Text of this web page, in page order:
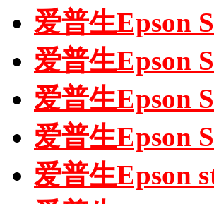
爱普生Epson
爱普生Epson
爱普生Epson
爱普生Epson
爱普生Epson